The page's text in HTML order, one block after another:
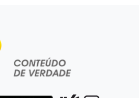
hoje na Mega-Sena, Quina,